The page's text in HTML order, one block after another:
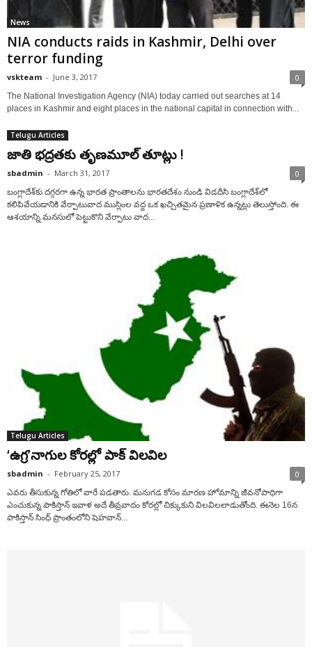
News
NIA conducts raids in Kashmir, Delhi over
terror funding
vskteam - June 3, 2017 0
The National Investigation Agency (NIA) today carried out searches at 14
places in Kashmir and eight places in the national capital in connection with...
Telugu Articles
జాతి భద్రతకు తృణమూల్‌ తూట్లు !
sbadmin - March 31, 2017 0
బంగ్లాదేశ్‌కు దగ్గరగా ఉన్న భారత ప్రాంతాలను భారతదేశం నుండి విడదీసి బంగ్లాదేశ్‌లో
కలిపివేయడానికి వేర్పాటువాద ముస్లింల వద్ద ఒక ఖచ్చితమైన ప్రణాళిక ఉన్నట్లు తెలుస్తోంది. ఈ
ఆశయాన్ని మనసులో పెట్టుకొని వేర్పాటు వాద...
Telugu Articles
‘ఉగ్ర’నాగుల కోరల్లో పాక్ విలవిల
sbadmin - February 25, 2017 0
ఎవరు తీసుకున్న గోతిలో వారే పడతారు. మనుగడ కోసం మారణ హోమాన్ని జీవనోపాధిగా
ఎంచుకున్న పాకిస్తాన్ ఇవాళ అదే తీవ్రవాదం కోరల్లో చిక్కుకుని విలవిలలాడుతోంది. ఈనెల 16న
పాకిస్తాన్ సింధ్ ప్రాంతంలోని షెహవాన్...